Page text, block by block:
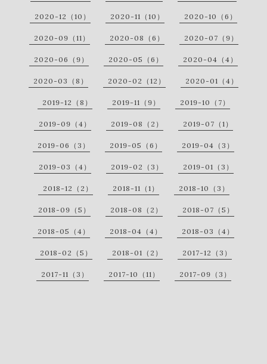
2020-12（10） 2020-11（10） 2020-10（6）
2020-09（11） 2020-08（6） 2020-07（9）
2020-06（9） 2020-05（6） 2020-04（4）
2020-03（8） 2020-02（12） 2020-01（4）
2019-12（8） 2019-11（9） 2019-10（7）
2019-09（4） 2019-08（2） 2019-07（1）
2019-06（3） 2019-05（6） 2019-04（3）
2019-03（4） 2019-02（3） 2019-01（3）
2018-12（2） 2018-11（1） 2018-10（3）
2018-09（5） 2018-08（2） 2018-07（5）
2018-05（4） 2018-04（4） 2018-03（4）
2018-02（5） 2018-01（2） 2017-12（3）
2017-11（3） 2017-10（11） 2017-09（3）